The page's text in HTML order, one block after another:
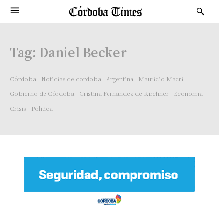
Tag: Daniel Becker
Córdoba Noticias de cordoba Argentina
Mauricio Macri
Gobierno de Córdoba
Cristina Fernandez de Kirchner
Economía
Crisis
Politica